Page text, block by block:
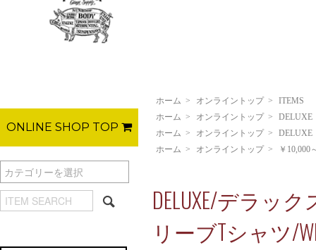
ホーム > オンライントップ >
ITEMS
ホーム > オンライントップ >
DELUXE
ホーム > オンライントップ > DELUXE
ホーム > オンライントップ > ￥10,000
DELUXE/デラック
リーブTシャツ/
ONLINE SHOP TOP